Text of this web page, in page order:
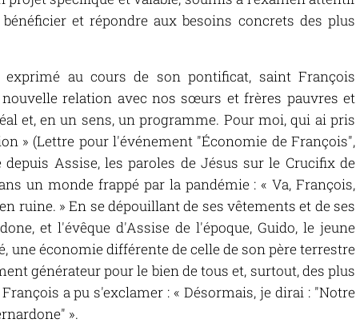
et répondre aux besoins concrets des plus
au cours de son pontificat, saint François
relation avec nos sœurs et frères pauvres et
et, en un sens, un programme. Pour moi, qui ai pris
» (Lettre pour l'événement "Économie de François",
Assise, les paroles de Jésus sur le Crucifix de
un monde frappé par la pandémie : « Va, François,
ruine. » En se dépouillant de ses vêtements et de ses
et l'évêque d'Assise de l'époque, Guido, le jeune
une économie différente de celle de son père terrestre
générateur pour le bien de tous et, surtout, des plus
a pu s'exclamer : « Désormais, je dirai : "Notre
».